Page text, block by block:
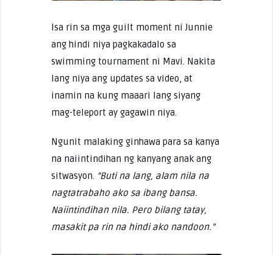
Isa rin sa mga guilt moment ni Junnie
ang hindi niya pagkakadalo sa
swimming tournament ni Mavi. Nakita
lang niya ang updates sa video, at
inamin na kung maaari lang siyang
mag-teleport ay gagawin niya.
Ngunit malaking ginhawa para sa kanya
na naiintindihan ng kanyang anak ang
sitwasyon. “Buti na lang, alam nila na
nagtatrabaho ako sa ibang bansa.
Naiintindihan nila. Pero bilang tatay,
masakit pa rin na hindi ako nandoon.”